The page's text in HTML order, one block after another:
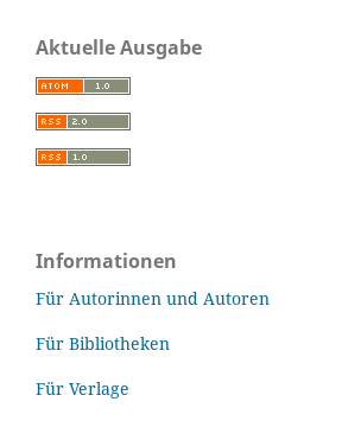
Aktuelle Ausgabe
Informationen
Für Autorinnen und Autoren
Für Bibliotheken
Für Verlage